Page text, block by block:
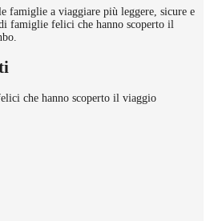
famiglie a viaggiare più leggere, sicure e
famiglie felici che hanno scoperto il
che hanno scoperto il viaggio